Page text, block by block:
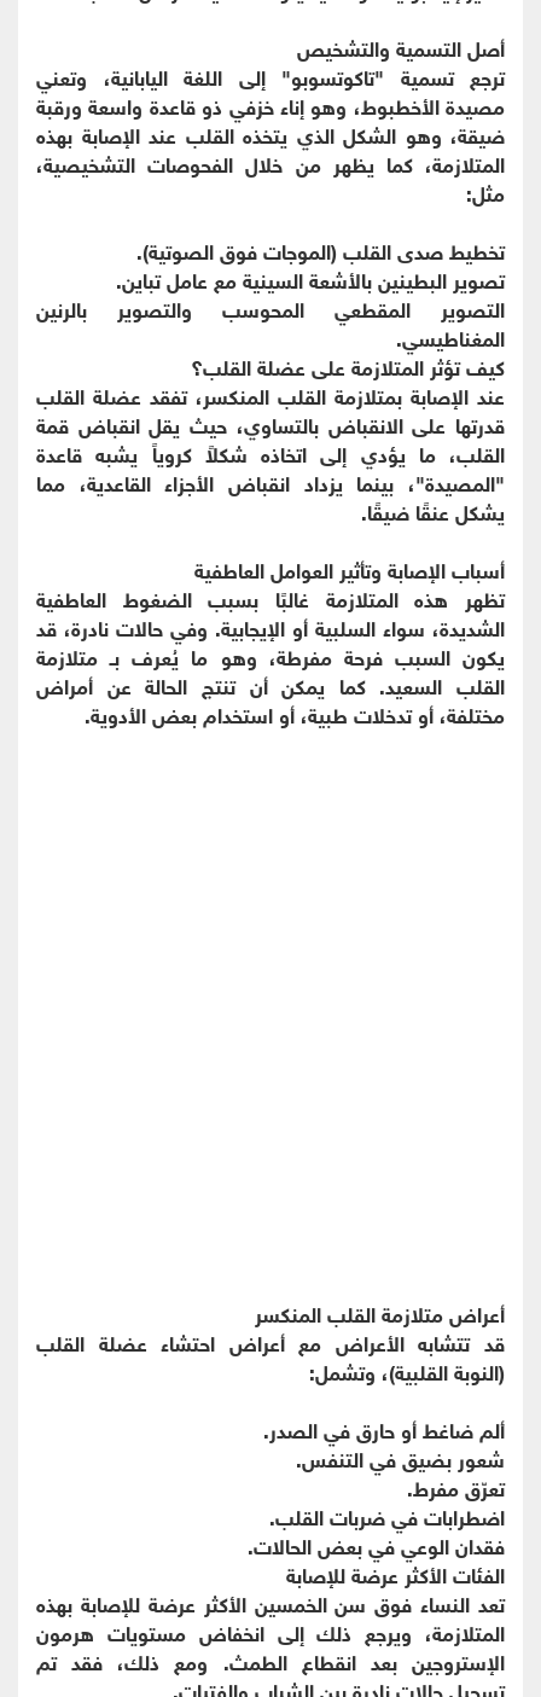
أصل التسمية والتشخيص
ترجع تسمية "تاكوتسوبو" إلى اللغة اليابانية، وتعني
مصيدة الأخطبوط، وهو إناء خزفي ذو قاعدة واسعة ورقبة
ضيقة، وهو الشكل الذي يتخذه القلب عند الإصابة بهذه
المتلازمة، كما يظهر من خلال الفحوصات التشخيصية،
مثل:
تخطيط صدى القلب (الموجات فوق الصوتية).
تصوير البطينين بالأشعة السينية مع عامل تباين.
التصوير المقطعي المحوسب والتصوير بالرنين
المغناطيسي.
كيف تؤثر المتلازمة على عضلة القلب؟
عند الإصابة بمتلازمة القلب المنكسر، تفقد عضلة القلب
قدرتها على الانقباض بالتساوي، حيث يقل انقباض قمة
القلب، ما يؤدي إلى اتخاذه شكلاً كروياً يشبه قاعدة
"المصيدة"، بينما يزداد انقباض الأجزاء القاعدية، مما
يشكل عنقًا ضيقًا.
أسباب الإصابة وتأثير العوامل العاطفية
تظهر هذه المتلازمة غالبًا بسبب الضغوط العاطفية
الشديدة، سواء السلبية أو الإيجابية. وفي حالات نادرة، قد
يكون السبب فرحة مفرطة، وهو ما يُعرف بـ متلازمة
القلب السعيد. كما يمكن أن تنتج الحالة عن أمراض
مختلفة، أو تدخلات طبية، أو استخدام بعض الأدوية.
أعراض متلازمة القلب المنكسر
قد تتشابه الأعراض مع أعراض احتشاء عضلة القلب
(النوبة القلبية)، وتشمل:
ألم ضاغط أو حارق في الصدر.
شعور بضيق في التنفس.
تعرّق مفرط.
اضطرابات في ضربات القلب.
فقدان الوعي في بعض الحالات.
الفئات الأكثر عرضة للإصابة
تعد النساء فوق سن الخمسين الأكثر عرضة للإصابة بهذه
المتلازمة، ويرجع ذلك إلى انخفاض مستويات هرمون
الإستروجين بعد انقطاع الطمث. ومع ذلك، فقد تم
تسجيل حالات نادرة بين الشباب والفتيات.